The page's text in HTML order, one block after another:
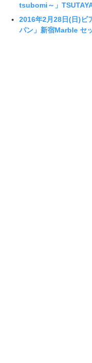
tsubomi～」
2016年2月28日(日)ビ
パン」新宿Marble セ